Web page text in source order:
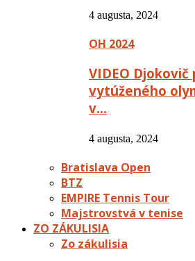
4 augusta, 2024
OH 2024
VIDEO Djokovič
vytúženého
v…
4 augusta, 2024
Bratislava Open
BTZ
EMPIRE Tennis Tour
Majstrovstvá v tenise
ZO ZÁKULISIA
Zo zákulisia